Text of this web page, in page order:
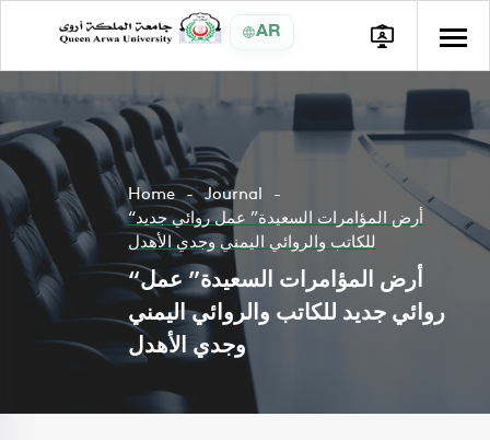
AR
Home
Journal
“أرض المؤامرات السعيدة” عمل روائي جديد
للكاتب والروائي اليمني وجدي الأهدل
“أرض المؤامرات السعيدة” عمل
روائي جديد للكاتب والروائي اليمني
وجدي الأهدل